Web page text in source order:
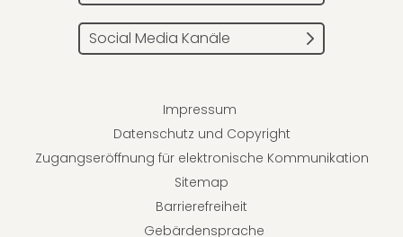
Social Media Kanäle
Impressum
Datenschutz und Copyright
Zugangseröffnung für elektronische Kommunikation
Sitemap
Barrierefreiheit
Gebärdensprache